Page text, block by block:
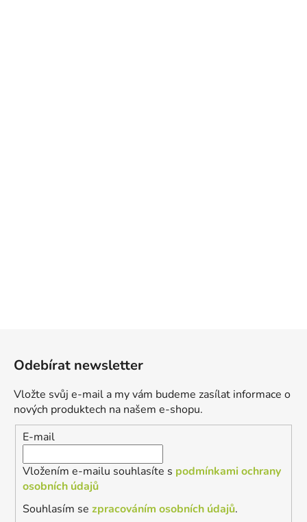
Odebírat newsletter
Vložte svůj e-mail a my vám budeme zasílat informace o
nových produktech na našem e-shopu.
E-mail
Vložením e-mailu souhlasíte s podmínkami ochrany
osobních údajů
Souhlasím se zpracováním osobních údajů.